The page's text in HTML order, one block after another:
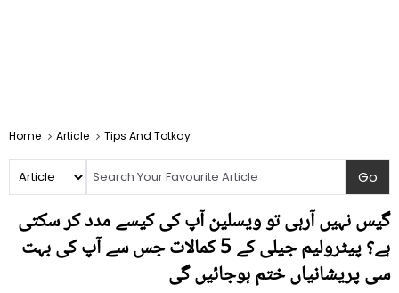
Home Article Tips And Totkay
گیس نہیں آرہی تو ویسلین آپ کی کیسے مدد کر سکتی
ہے؟ پیٹرولیم جیلی کے 5 کمالات جس سے آپ کی بہت
سی پریشانیاں ختم ہوجائیں گی